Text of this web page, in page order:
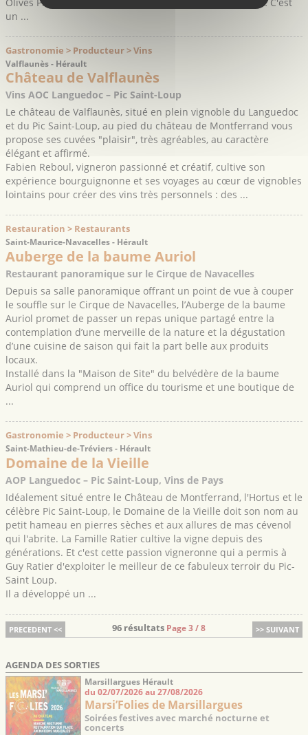
un ...
Gastronomie > Producteur > Vins
Valflaunès - Hérault
Château de Valflaunès
Vins AOC Languedoc – Pic Saint-Loup
Le château de Valflaunès, situé en plein vignoble du Languedoc
et du Pic Saint-Loup, au pied du château de Montferrand vous
propose ses cuvées "plaisir", très agréables, au caractère
élégant et affirmé.
Fabien Reboul, vigneron passionné et créatif, cultive son
expérience bourguignonne et ses voyages au cœur de vignobles
lointains pour créer des vins très personnels : des ...
Restauration > Restaurants
Saint-Maurice-Navacelles - Hérault
Auberge de la baume Auriol
Restaurant panoramique sur le Cirque de Navacelles
Depuis sa salle panoramique offrant un point de vue à couper
le souffle sur le Cirque de Navacelles, l’Auberge de la baume
Auriol promet de passer un repas unique partagé entre la
contemplation d’une merveille de la nature et la dégustation
d’une cuisine de saison qui fait la part belle aux produits
locaux.
Installé dans la "Maison de Site" du belvédère de la baume
Auriol qui comprend un office du tourisme et une boutique de
...
Gastronomie > Producteur > Vins
Saint-Mathieu-de-Tréviers - Hérault
Domaine de la Vieille
AOP Languedoc – Pic Saint-Loup, Vins de Pays
Idéalement situé entre le Château de Montferrand, l'Hortus et le
célèbre Pic Saint-Loup, le Domaine de la Vieille doit son nom au
petit hameau en pierres sèches et aux allures de mas cévenol
qui l'abrite. La Famille Ratier cultive la vigne depuis des
générations. Et c'est cette passion vigneronne qui a permis à
Guy Ratier d'exploiter le meilleur de ce fabuleux terroir du Pic-
Saint Loup.
Il a développé un ...
PRECEDENT << >> SUIVANT
96 résultats Page 3 / 8
AGENDA DES SORTIES
Marsillargues Hérault
du 02/07/2026 au 27/08/2026
Marsi’Folies de Marsillargues
Soirées festives avec marché nocturne et
concerts